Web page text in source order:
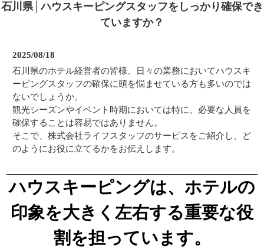
石川県│ハウスキーピングスタッフをしっかり確保でき
ていますか？
2025/08/18
石川県のホテル経営者の皆様、日々の業務においてハウスキ
ーピングスタッフの確保に頭を悩ませている方も多いのでは
ないでしょうか。
観光シーズンやイベント時期においては特に、必要な人員を
確保することは容易ではありません。
そこで、株式会社ライフスタッフのサービスをご紹介し、ど
のようにお役に立てるかをお伝えします。
ハウスキーピングは、ホテルの
印象を大きく左右する重要な役
割を担っています。